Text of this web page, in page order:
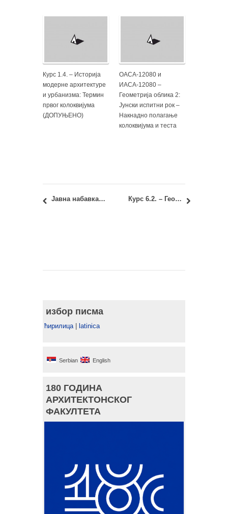
Курс 1.4. – Историја
модерне архитектуре
и урбанизма: Термин
првог колоквијума
(ДОПУЊЕНО)
ОАСА-12080 и
ИАСА-12080 –
Геометрија облика 2:
Јунски испитни рок –
Накнадно полагање
колоквијума и теста
Јавна набавка бр. 11/2014: јавна набавка мале вредности – административни материјал Курс 6.2. – Геометрија облика 2: Преузимање RIBA уверења
избор писма
ћирилица| latinica
Serbian English
180 ГОДИНА
АРХИТЕКТОНСКОГ
ФАКУЛТЕТА